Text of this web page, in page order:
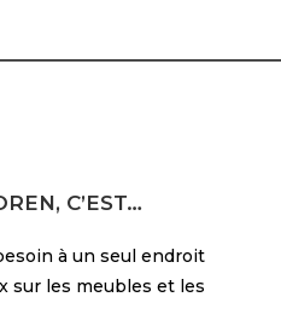
C’EST…
à un seul endroit
sur les meubles et les